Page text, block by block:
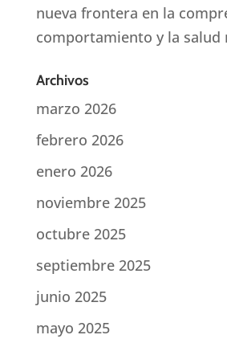
nueva frontera en la
comportamiento y la salud
Archivos
marzo 2026
febrero 2026
enero 2026
noviembre 2025
octubre 2025
septiembre 2025
junio 2025
mayo 2025